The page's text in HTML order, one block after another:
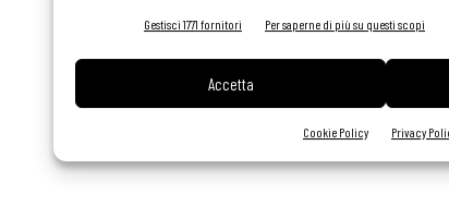
Gestisci 1771 fornitori Per saperne di più su questi scopi
Accetta
Cookie Policy Privacy